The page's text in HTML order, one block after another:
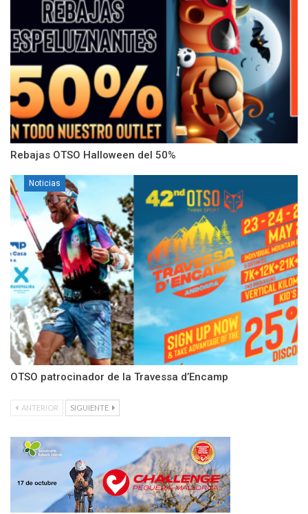
Rebajas OTSO Halloween del 50%
Noticias
OTSO patrocinador de la Travessa d’Encamp
ANTERIOR SIGUIENTE